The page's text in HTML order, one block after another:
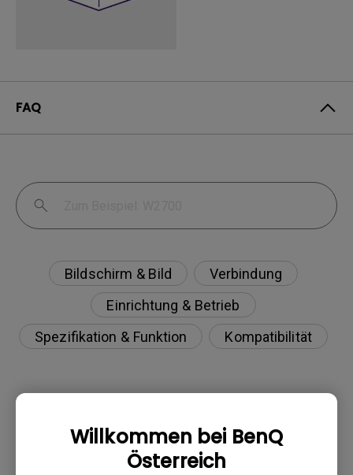
Willkommen bei BenQ
Österreich
FAQ
Bildschirm & Bild
Verbindung
Einrichtung & Betrieb
Spezifikation & Funktion
Kompatibilität
Warum kann mein BenQ-Monitor über ein
USB-C(Typ C)-Kabel nicht ordnungsgemäß
angezeigt werden?